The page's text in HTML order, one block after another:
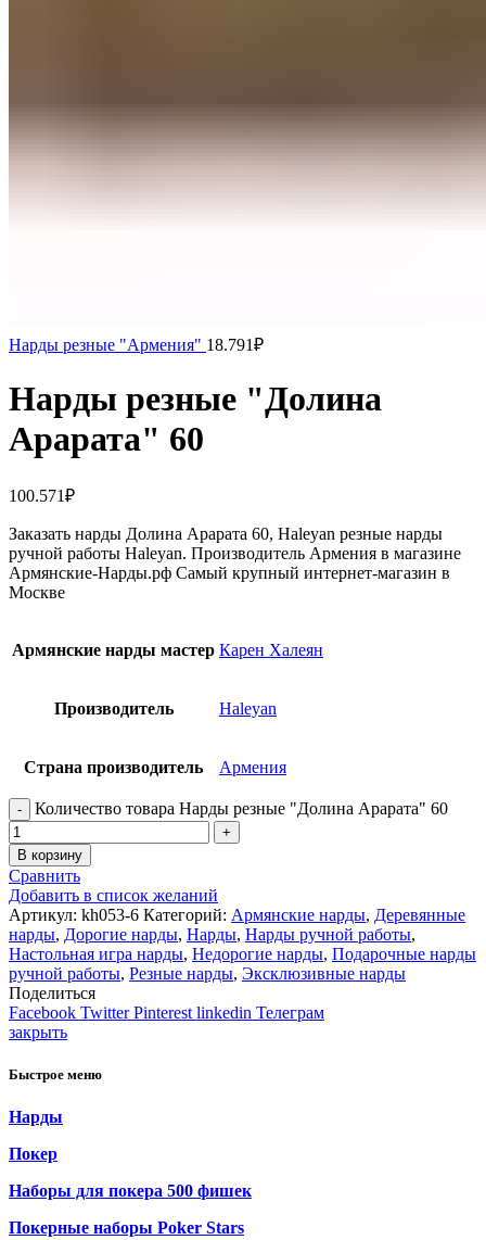
Нарды резные "Армения" 18.791₽
Нарды резные "Долина
Арарата" 60
100.571₽
Заказать нарды Долина Арарата 60, Haleyan резные нарды
ручной работы Haleyan. Производитель Армения в магазине
Армянские-Нарды.рф Самый крупный интернет-магазин в
Москве
Армянские нарды мастер Карен Халеян
Производитель Haleyan
Страна производитель Армения
Количество товара Нарды резные "Долина Арарата" 60
В корзину
Сравнить
Добавить в список желаний
Артикул: kh053-6 Категорий: Армянские нарды, Деревянные
нарды, Дорогие нарды, Нарды, Нарды ручной работы,
Настольная игра нарды, Недорогие нарды, Подарочные нарды
ручной работы, Резные нарды, Эксклюзивные нарды
Поделиться
Facebook Twitter Pinterest linkedin Телеграм
закрыть
Быстрое меню
Нарды
Покер
Наборы для покера 500 фишек
Покерные наборы Poker Stars